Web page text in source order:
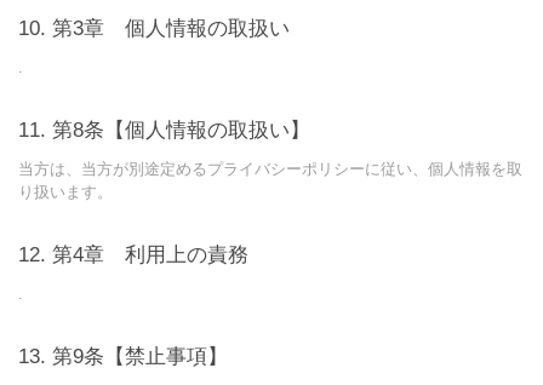
第3章 個人情報の取扱い
.
第8条【個人情報の取扱い】
当方は、当方が別途定めるプライバシーポリシーに従い、個人情報を取
り扱います。
第4章 利用上の責務
.
第9条【禁止事項】